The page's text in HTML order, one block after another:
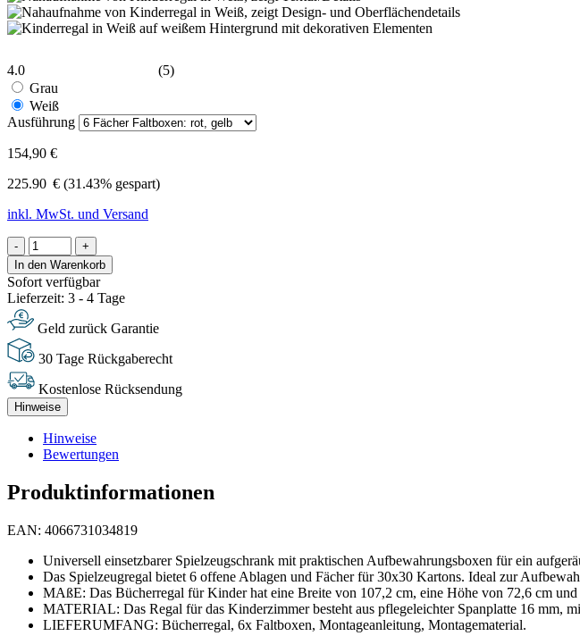
4.0
(5)
Grau
Weiß
Ausführung
154,90 €
225.90 € (31.43% gespart)
inkl. MwSt. und Versand
-
+
In den Warenkorb
Sofort verfügbar
Lieferzeit: 3 - 4 Tage
Geld zurück Garantie
30 Tage Rückgaberecht
Kostenlose Rücksendung
Hinweise
Hinweise
Bewertungen
Produktinformationen
EAN: 4066731034819
Universell einsetzbarer Spielzeugschrank mit praktischen Aufbewahrungsboxen für ein
Das Spielzeugregal bietet 6 offene Ablagen und Fächer für 30x30 Kartons. Ideal zur
MAßE: Das Bücherregal für Kinder hat eine Breite von 107,2 cm, eine Höhe von 72,6 cm
MATERIAL: Das Regal für das Kinderzimmer besteht aus pflegeleichter Spanplatte 16 mm,
LIEFERUMFANG: Bücherregal, 6x Faltboxen, Montageanleitung, Montagematerial.